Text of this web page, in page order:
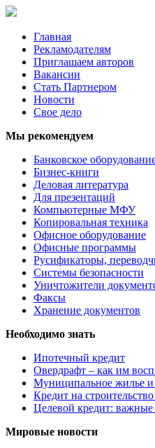
Главная
Рекламодателям
Приглашаем авторов
Вакансии
Стать Партнером
Новости
Свое дело
Мы рекомендуем
Банковское
Бизнес-книги
Деловая литература
Для презентаций
Компьютерные МФУ
Копировальная техника
Офисное оборудование
Офисные программы
Русификаторы,
Системы безопасности
Уничтожители
Факсы
Хранение документов
Необходимо знать
Ипотечный кредит
Овердрафт – как им
Муниципальное жилье и
Кредит на
Целевой кредит:
Мировые новости